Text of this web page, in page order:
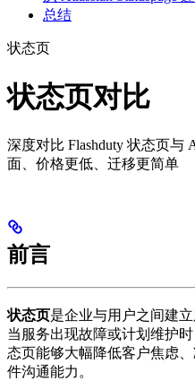
总结
状态页
状态页对比
深度对比 Flashduty 状态页与
面、价格更低、迁移更简单
前言
状态页是企业与用户之间建
当服务出现故障或计划维护
态页能够大幅降低客户焦虑
件沟通能力。